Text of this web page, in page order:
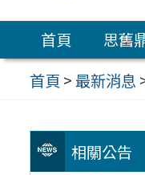
容
區
首頁 思舊
首頁 >最新消息
相關公告